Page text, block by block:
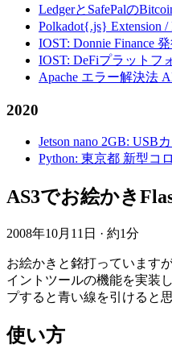
LedgerとSafePalの
Polkadot{.js} Extension
IOST: Donnie Finance
IOST: DeFiプラットフ
Apache エラー解決法
2020
Jetson nano 2GB: USB
Python: 東京都 新型コ
AS3でお絵かき
2008年10月11日 · 約1分
お絵かきと銘打っています
イントツールの機能を実装
プすると青い線を引けると思
使い方